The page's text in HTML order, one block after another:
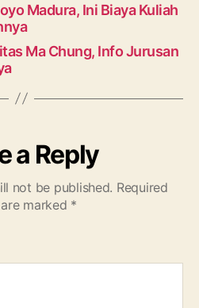
Madura, Ini Biaya Kuliah
Ma Chung, Info Jurusan
a Reply
not be published. Required
marked *